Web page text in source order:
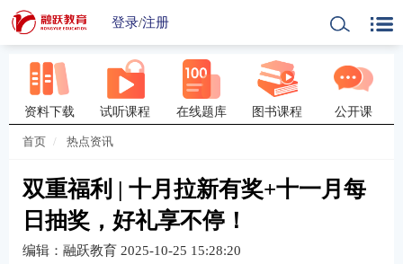
登录/注册
资料下载 试听课程 在线题库 图书课程 公开课
首页 热点资讯
双重福利 | 十月拉新有奖+十一月每
日抽奖，好礼享不停！
编辑：融跃教育 2025-10-25 15:28:20